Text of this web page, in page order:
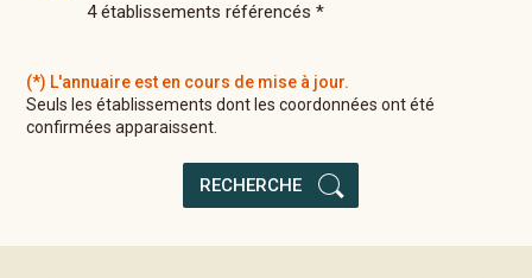
4 établissements référencés *
(*) L'annuaire est en cours de mise à jour.
Seuls les établissements dont les coordonnéesont été
confirmées apparaissent.
RECHERCHE